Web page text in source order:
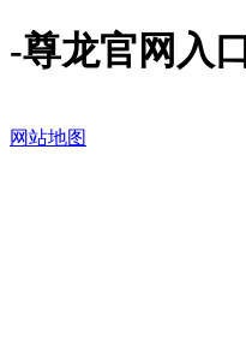
-尊龙官网入
网站地图